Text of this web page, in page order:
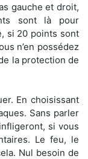
gauche et droit,
sont là pour
si 20 points sont
n’en possédez
la protection de
En choisissant
Sans parler
si vous
Le feu, le
Nul besoin de